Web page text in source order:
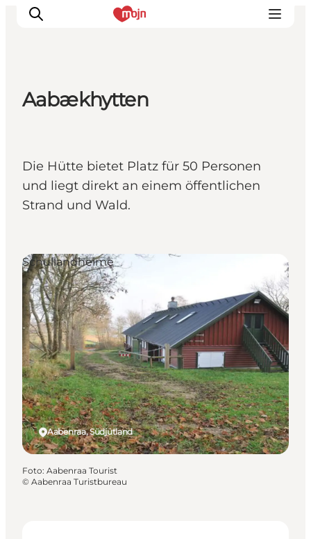
Events
Übernachtung
Plane deine Reise
Aabækhytten
Die Hütte bietet Platz für 50 Personen
und liegt direkt an einem öffentlichen
Strand und Wald.
Aabenraa, Südjütland
Schullandheime
Foto: Aabenraa Tourist
© Aabenraa Turistbureau